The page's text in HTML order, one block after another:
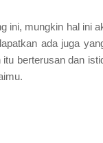
ini, mungkin hal ini
ada juga
berterusan dan